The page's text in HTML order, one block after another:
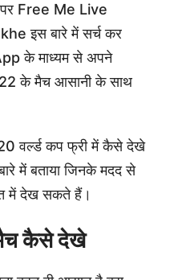
Free Me Live
इस बारे में सर्च कर
के माध्यम से अपने
के मैच आसानी के साथ
वर्ल्ड कप फ्री में कैसे देखे
में बताया जिनके मदद से
में देख सकते हैं।
कैसे देखे